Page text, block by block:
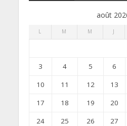
août
L M M J
3
4 5 6
10
11 12 13
17
18 19 20
24
25 26 27